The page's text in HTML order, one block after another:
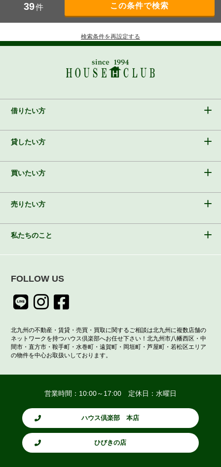
39件
検索条件を再設定する
借りたい方
貸したい方
買いたい方
売りたい方
私たちのこと
FOLLOW US
北九州の不動産・賃貸・売買・買取に関するご相談は北九州に複数店舗の
ネットワークを持つハウス倶楽部へお任せ下さい！北九州市八幡西区・中
間市・直方市・鞍手町・水巻町・遠賀町・岡垣町・芦屋町・若松区エリア
の物件を中心お取扱いしております。
営業時間：10:00～17:00 定休日：水曜日
ハウス倶楽部 本店
ひびきの店